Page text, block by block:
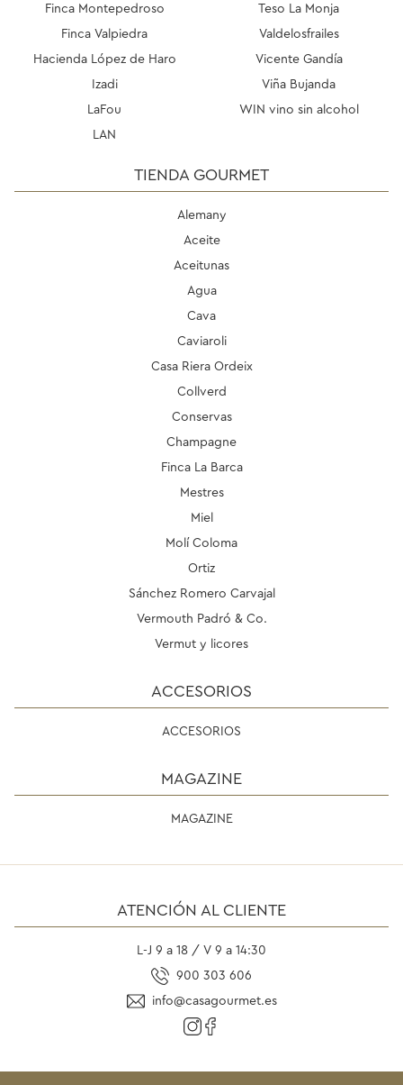
Finca Montepedroso
Finca Valpiedra
Hacienda López de Haro
Izadi
LaFou
LAN
Teso La Monja
Valdelosfrailes
Vicente Gandía
Viña Bujanda
WIN vino sin alcohol
TIENDA GOURMET
Alemany
Aceite
Aceitunas
Agua
Cava
Caviaroli
Casa Riera Ordeix
Collverd
Conservas
Champagne
Finca La Barca
Mestres
Miel
Molí Coloma
Ortiz
Sánchez Romero Carvajal
Vermouth Padró & Co.
Vermut y licores
ACCESORIOS
ACCESORIOS
MAGAZINE
MAGAZINE
ATENCIÓN AL CLIENTE
L-J 9 a 18 / V 9 a 14:30
900 303 606
info@casagourmet.es